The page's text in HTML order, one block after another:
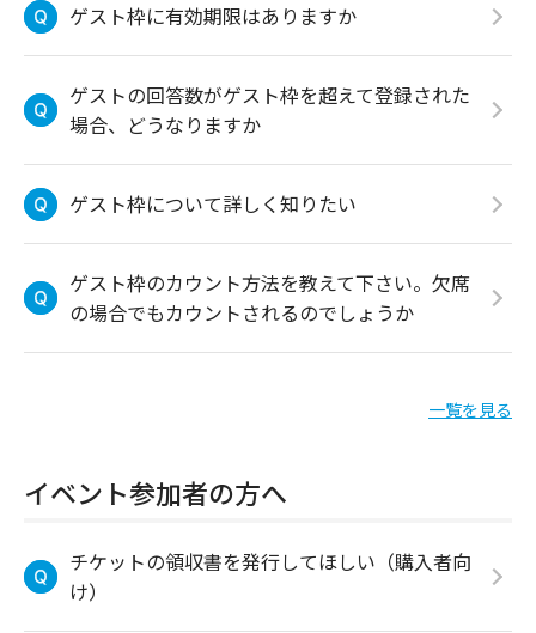
ゲスト枠に有効期限はありますか
ゲストの回答数がゲスト枠を超えて登録された
場合、どうなりますか
ゲスト枠について詳しく知りたい
ゲスト枠のカウント方法を教えて下さい。欠席
の場合でもカウントされるのでしょうか
一覧を見る
イベント参加者の方へ
チケットの領収書を発行してほしい（購入者向
け）